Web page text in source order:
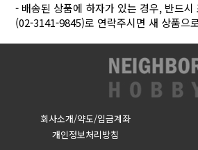
- 배송된 상품에 하자가 있는 경우, 반드시
(02-3141-9845)로 연락주시면 새 상품으
회사소개/약도/입금계좌
개인정보처리방침